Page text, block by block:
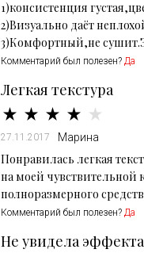
1)консистенция
2)Визуально даёт
Комментарий был полезен? Да
Легкая текстура
27.11.2017 Марина
Понравилась легкая
на моей чувствительной
полноразмерного
Комментарий был полезен? Да
Не увидела эффекта